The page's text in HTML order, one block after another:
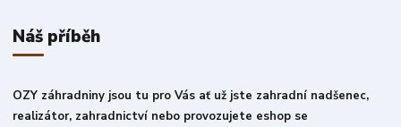
Náš příběh
OZY záhradniny jsou tu pro Vás ať už jste zahradní nadšenec,
realizátor, zahradnictví nebo provozujete eshop se